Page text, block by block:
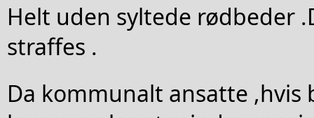
Helt uden syltede rødbeder
straffes .
Da kommunalt ansatte ,hvis